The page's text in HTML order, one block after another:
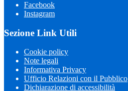
Facebook
Instagram
Sezione Link Utili
Cookie policy
Note legali
Informativa Privacy
Ufficio Relazioni con il Pubblico
Dichiarazione di accessibilità